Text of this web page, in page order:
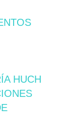
HUCH